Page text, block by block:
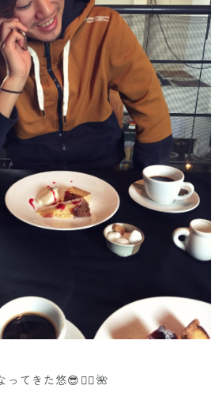
ってきた悠😎✌🏽️🌺